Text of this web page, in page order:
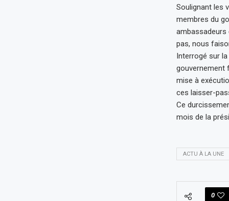
Soulignant les
membres du
ambassadeurs
pas, nous
Interrogé sur
gouvernement
mise à
ces laisser-
Ce
mois de la
ACTU À LA UNE
0